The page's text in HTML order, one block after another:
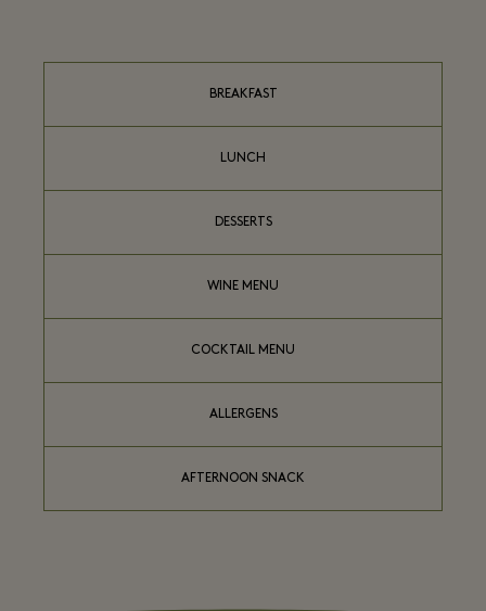
BREAKFAST
LUNCH
DESSERTS
WINE MENU
COCKTAIL MENU
ALLERGENS
AFTERNOON SNACK